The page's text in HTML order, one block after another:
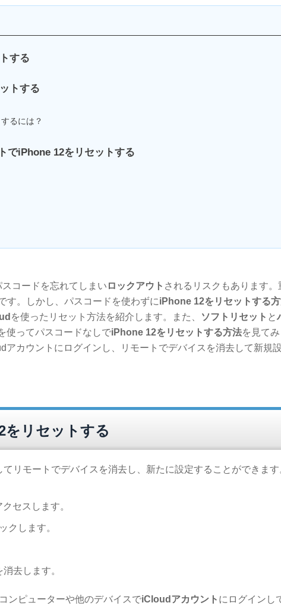
する
トする
るには？
でiPhone 12をリセットする
コードを忘れてしまい ロックアウト されるリスクもあります。
す。しかし、パスコードを使わずにiPhone 12をリセットする
を使ったリセット方法を紹介します。また、 ソフトリセット と
使ってパスコードなしでiPhone 12をリセットする方法を見て
カウントにログインし、リモートでデバイスを消去して新規
リセットする
てリモートでデバイスを消去し、新たに設定することができま
クセスします。
クします。
去します。
ンピューターや他のデバイスでiCloudアカウント にログインし